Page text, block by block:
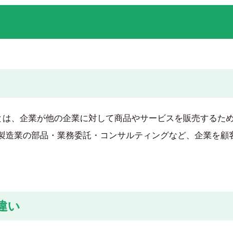
、企業が他の企業に対して商品やサービスを販売するた
業の部品・業務委託・コンサルティングなど、企業を顧
い